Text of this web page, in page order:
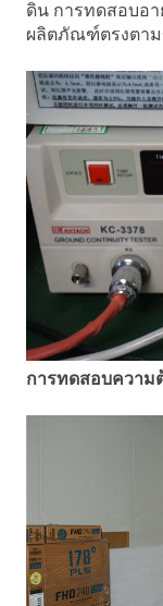
ดิน การทดสอบอ
ผลิตภัณฑ์ตรงตา
การทดสอบความ